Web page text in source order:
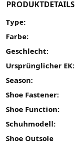
PRODUKTDETAILS
Type:
Farbe:
Geschlecht:
Ursprünglicher EK:
Season:
Shoe Fastener:
Shoe Function:
Schuhmodell:
Shoe Outsole